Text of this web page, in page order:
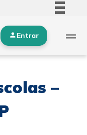
Simplifique!
Comunica BR
Legislação
Entrar
–